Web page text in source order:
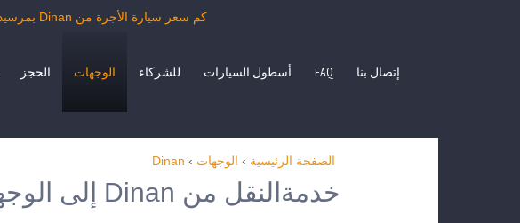
كم سعر سيارة الأجرة من Dinan بمرسيدس الفئة E، S، حافلة صغيرة VIANO، VITO أو حافلة الدرجة السياحية.
الحجز الوجهات للشركاء أسطول السيارات FAQ إتصال بنا
الصفحة الرئيسية › الوجهات ›
Dinan
خدمةالنقل من Dinan إلى الوجهات الأخرى